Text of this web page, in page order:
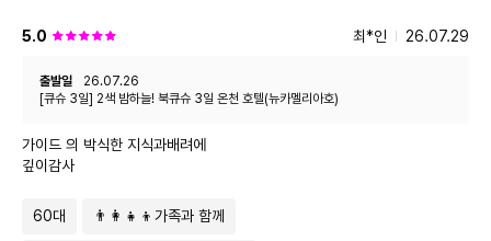
5.0 최*인 26.07.29
출발일
26.07.26
[큐슈 3일] 2색 밤하늘! 북큐슈 3일 온천 호텔(뉴카멜리아호)
가이드 의 박식한 지식과배려에
깊이감사
60대 👨‍👩‍👧‍👦가족과 함께